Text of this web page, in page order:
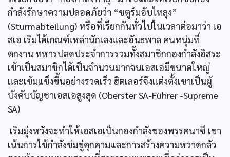
กำลังรักษาความปลอดภัยว่า “ชตูร์มอับไทลุง”
(Sturmabteilung) หรือที่เรียกกันทั่วไปในเวลาต่อมาว่า เอ
สเอ เริมได้เกณฑ์เหล่านักเลงและอันธพาล คนหนุ่มที่
ตกงาน ทหารปลดประจำการรวมทั้งสมาชิกกองกำลังอิสระ
เข้าเป็นสมาชิกได้เป็นจำนวนมากจนเอสเอมีขนาดใหญ่
และเข้มแข็งขึ้นอย่างรวดเร็ว ฮิตเลอร์จึงแต่งตั้งเขาเป็นผู้
บังคับบัญชาเอสเอสูงสุด (Oberster SA-Führer -Supreme
SA)
เริมมุ่งหวังจะทำให้เอสเอเป็นกองกำลังของพรรคนาซี เขา
เน้นการใช้กำลังข่มขู่คุกคามและการสร้างความหวาดกลัว